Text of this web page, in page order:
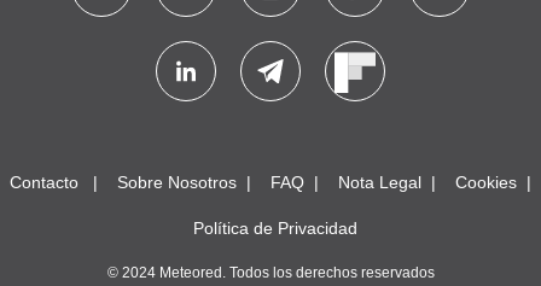
Contacto Sobre Nosotros FAQ Nota Legal Cookies
Política de Privacidad
© 2024 Meteored. Todos los derechos reservados